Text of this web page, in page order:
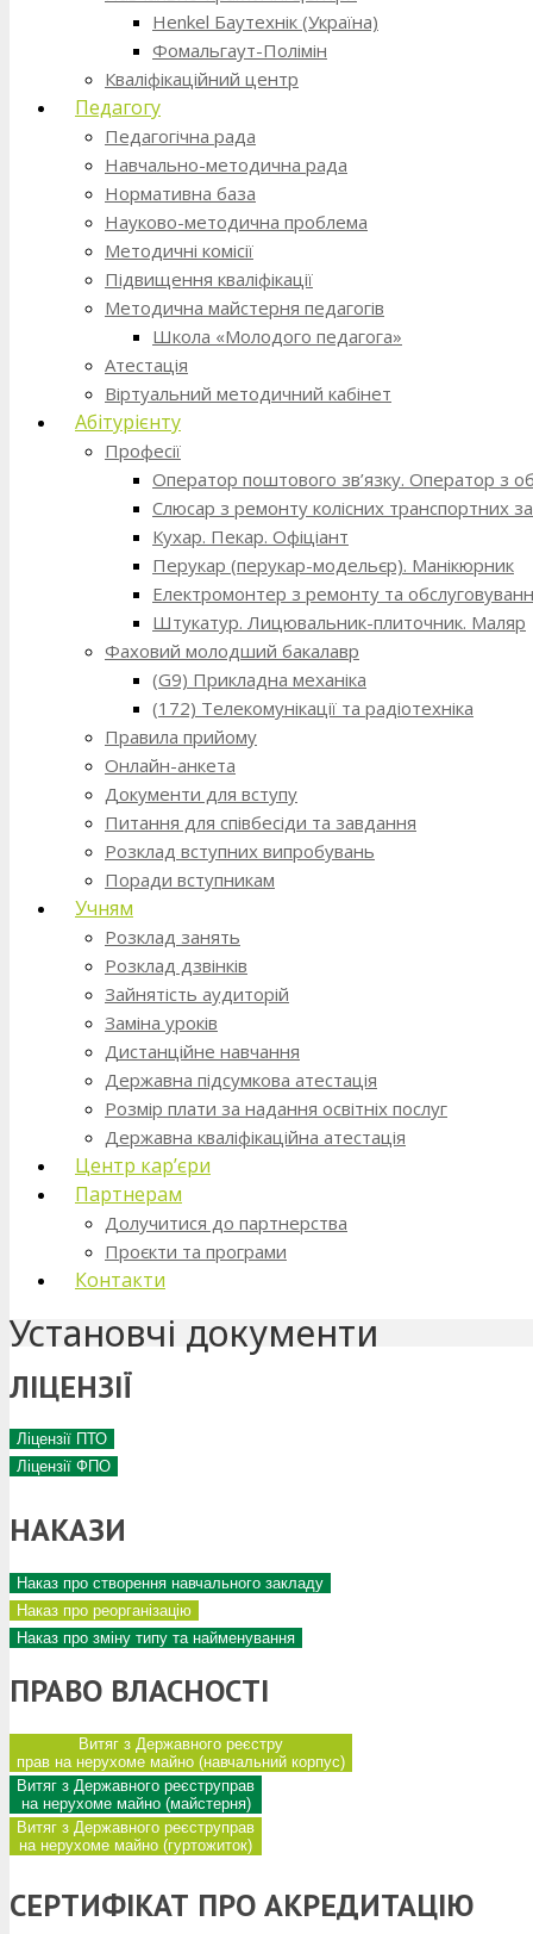
Henkel Баутехнік (Україна)
Фомальгаут-Полімін
Кваліфікаційний центр
Педагогу
Педагогічна рада
Навчально-методична рада
Нормативна база
Науково-методична проблема
Методичні комісії
Підвищення кваліфікації
Методична майстерня педагогів
Школа «Молодого педагога»
Атестація
Віртуальний методичний кабінет
Абітурієнту
Професії
Оператор поштового зв’язку. Оператор з
Слюсар з ремонту колісних транспортних
Кухар. Пекар. Офіціант
Перукар (перукар-модельєр). Манікюрник
Електромонтер з ремонту та
Штукатур. Лицювальник-плиточник. Маляр
Фаховий молодший бакалавр
(G9) Прикладна механіка
(172) Телекомунікації та радіотехніка
Правила прийому
Онлайн-анкета
Документи для вступу
Питання для співбесіди та завдання
Розклад вступних випробувань
Поради вступникам
Учням
Розклад занять
Розклад дзвінків
Зайнятість аудиторій
Заміна уроків
Дистанційне навчання
Державна підсумкова атестація
Розмір плати за надання освітніх послуг
Державна кваліфікаційна атестація
Центр кар’єри
Партнерам
Долучитися до партнерства
Проєкти та програми
Контакти
Установчі документи
ЛІЦЕНЗІЇ
Ліцензії ПТО
Ліцензії ФПО
НАКАЗИ
Наказ про створення навчального закладу
Наказ про реорганізацію
Наказ про зміну типу та найменування
ПРАВО ВЛАСНОСТІ
Витяг з Державного реєстру
прав на нерухоме майно (навчальний корпус)
Витяг з Державного реєструправ
на нерухоме майно (майстерня)
Витяг з Державного реєструправ
на нерухоме майно (гуртожиток)
СЕРТИФІКАТ ПРО АКРЕДИТАЦІЮ